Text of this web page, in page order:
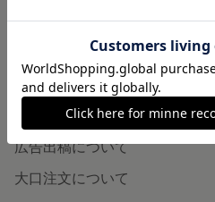
minneの本
企業の方へ
広告出稿について
大口注文について